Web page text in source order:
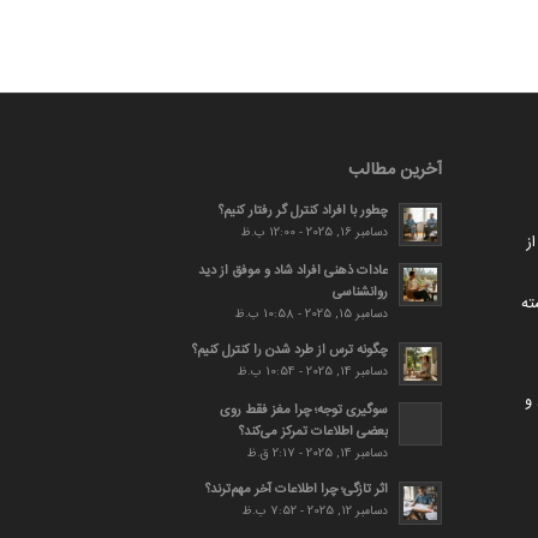
و
آخرین مطالب
چطور با افراد کنترل گر رفتار کنیم؟
دسامبر 16, 2025 - 12:00 ب.ظ
عادات ذهنی افراد شاد و موفق از دید
روانشناسی
دسامبر 15, 2025 - 10:58 ب.ظ
چگونه ترس از طرد شدن را کنترل کنیم؟
دسامبر 14, 2025 - 10:54 ب.ظ
سوگیری توجه؛ چرا مغز فقط روی
بعضی اطلاعات تمرکز می‌کند؟
دسامبر 14, 2025 - 2:17 ق.ظ
اثر تازگی؛ چرا اطلاعات آخر مهم‌ترند؟
دسامبر 12, 2025 - 7:52 ب.ظ